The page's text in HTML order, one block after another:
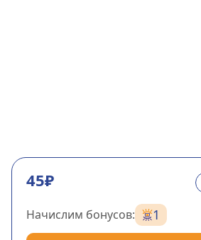
45₽
Начислим бонусов: 1